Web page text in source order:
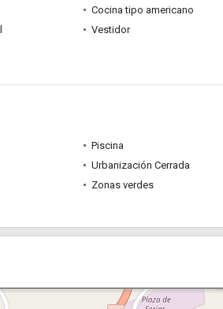
Cocina tipo americano
Vestidor
Piscina
Urbanización Cerrada
Zonas verdes